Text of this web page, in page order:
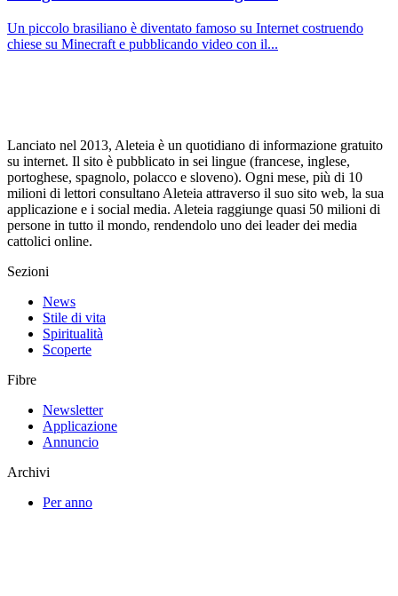
Un piccolo brasiliano è diventato famoso su Internet costruendo
chiese su Minecraft e pubblicando video con il...
Lanciato nel 2013, Aleteia è un quotidiano di informazione gratuito
su internet. Il sito è pubblicato in sei lingue (francese, inglese,
portoghese, spagnolo, polacco e sloveno). Ogni mese, più di 10
milioni di lettori consultano Aleteia attraverso il suo sito web, la sua
applicazione e i social media. Aleteia raggiunge quasi 50 milioni di
persone in tutto il mondo, rendendolo uno dei leader dei media
cattolici online.
Sezioni
News
Stile di vita
Spiritualità
Scoperte
Fibre
Newsletter
Applicazione
Annuncio
Archivi
Per anno